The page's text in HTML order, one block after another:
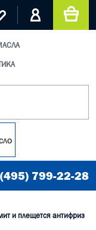
799-22-28
и плещется антифриз